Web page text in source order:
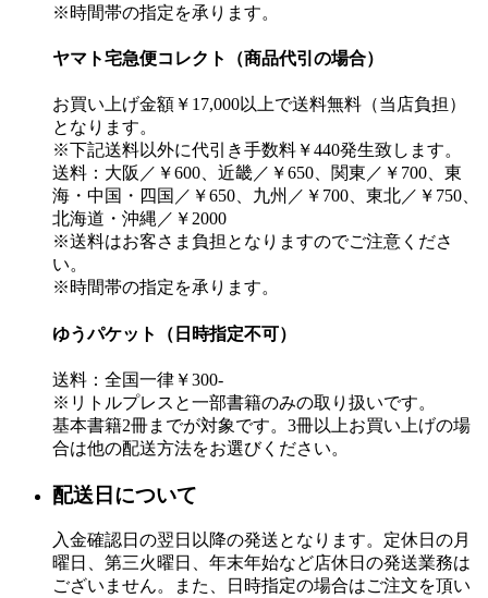
※時間帯の指定を承ります。
ヤマト宅急便コレクト（商品代引の場合）
お買い上げ金額￥17,000以上で送料無料（当店負担）
となります。
※下記送料以外に代引き手数料￥440発生致します。
送料：大阪／￥600、近畿／￥650、関東／￥700、東
海・中国・四国／￥650、九州／￥700、東北／￥750、
北海道・沖縄／￥2000
※送料はお客さま負担となりますのでご注意くださ
い。
※時間帯の指定を承ります。
ゆうパケット（日時指定不可）
送料：全国一律￥300-
※リトルプレスと一部書籍のみの取り扱いです。
基本書籍2冊までが対象です。3冊以上お買い上げの場
合は他の配送方法をお選びください。
配送日について
入金確認日の翌日以降の発送となります。定休日の月
曜日、第三火曜日、年末年始など店休日の発送業務は
ございません。また、日時指定の場合はご注文を頂い